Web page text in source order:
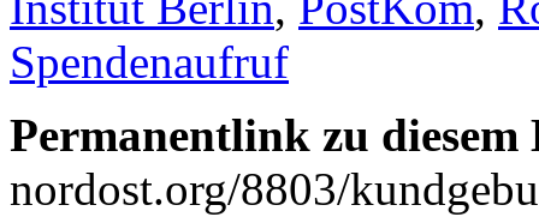
Spendenaufruf
Permanentlink zu
nordost.org/8803/